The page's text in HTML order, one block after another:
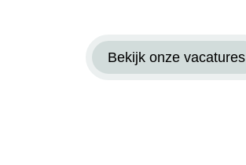
Bekijk onze vacatures